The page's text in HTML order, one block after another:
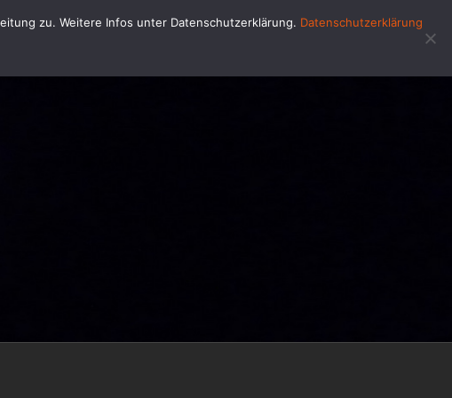
zu. Weitere Infos unter Datenschutzerklärung. Datenschutzerklärung